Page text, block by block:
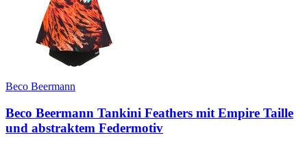
Beco Beermann
Beco Beermann Tankini Feathers mit Empire Taille
und abstraktem Federmotiv